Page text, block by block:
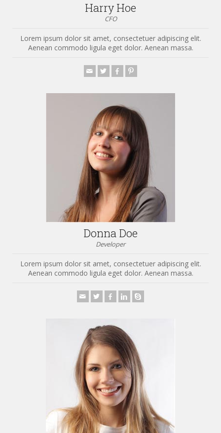
Harry Hoe
CFO
Lorem ipsum dolor sit amet, consectetuer adipiscing elit.
Aenean commodo ligula eget dolor. Aenean massa.
Donna Doe
Developer
Lorem ipsum dolor sit amet, consectetuer adipiscing elit.
Aenean commodo ligula eget dolor. Aenean massa.